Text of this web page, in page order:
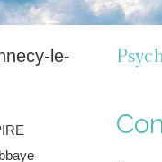
le-